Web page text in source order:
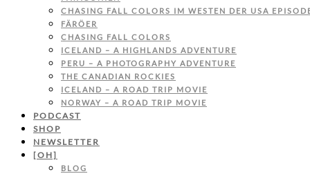
CHASING FALL COLORS IM WESTEN DER USA
FÄRÖER
CHASING FALL COLORS
ICELAND – A HIGHLANDS ADVENTURE
PERU – A PHOTOGRAPHY ADVENTURE
THE CANADIAN ROCKIES
ICELAND – A ROAD TRIP MOVIE
NORWAY – A ROAD TRIP MOVIE
PODCAST
SHOP
NEWSLETTER
[OH]
BLOG